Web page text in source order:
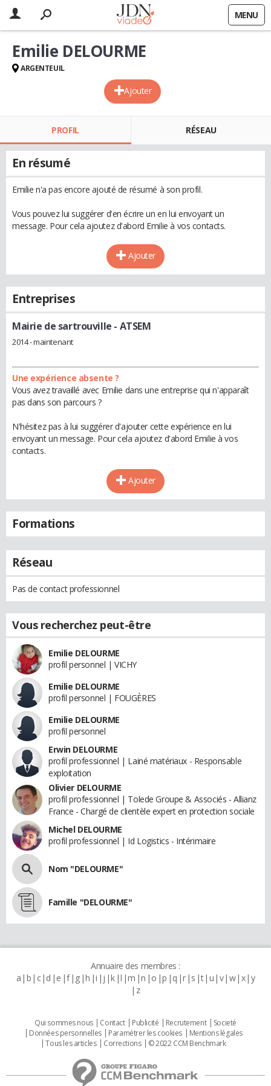
MENU
Ajouter
Emilie DELOURME
ARGENTEUIL
PROFIL RÉSEAU
En résumé
Emilie n'a pas encore ajouté de résumé à son profil.
Vous pouvez lui suggérer d'en écrire un en lui envoyant un
message. Pour cela ajoutez d'abord Emilie à vos contacts.
Ajouter
Entreprises
Mairie de sartrouville - ATSEM
2014 - maintenant
Une expérience absente ?
Vous avez travaillé avec Emilie dans une entreprise qui n'apparaît
pas dans son parcours ?
N'hésitez pas à lui suggérer d'ajouter cette expérience en lui
envoyant un message. Pour cela ajoutez d'abord Emilie à vos
contacts.
Ajouter
Formations
Réseau
Pas de contact professionnel
Vous recherchez peut-être
Emilie DELOURME
profil personnel | VICHY
Emilie DELOURME
profil personnel | FOUGÈRES
Emilie DELOURME
profil personnel
Erwin DELOURME
profil professionnel | Lainé matériaux - Responsable
exploitation
Olivier DELOURME
profil professionnel | Tolede Groupe & Associés - Allianz
France - Chargé de clientèle expert en protection sociale
Michel DELOURME
profil professionnel | Id Logistics - Intérimaire
Nom "DELOURME"
Famille "DELOURME"
Annuaire des membres :
a b c d e f g h i j k l m n o p q r s t u v w x y
z
Qui sommes nous Contact Publicité Recrutement
Societé
Données personnelles
Paramétrer les cookies
Mentions légales
Tous les articles
Corrections © 2022 CCM Benchmark